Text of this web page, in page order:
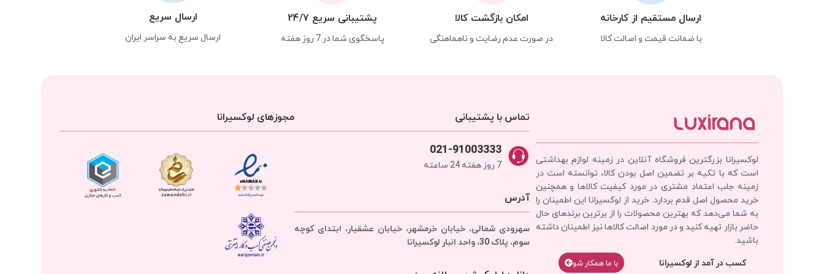
ارسال مستقیم از کارخانه
با ضمانت قیمت و اصالت کالا
امکان بازگشت کالا
در صورت عدم رضایت و ناهماهنگی
پشتیبانی سریع 24/7
پاسخگوی شما در 7 روز هفته
ارسال سریع
ارسال سریع به سراسر ایران
لوکسیرانا بزرگترین فروشگاه آنلاین در زمینه لوازم بهداشتی
است که با تکیه بر تضمین اصل بودن کالا، توانسته است در
زمینه جلب اعتماد مشتری در مورد کیفیت کالاها و همچنین
خرید محصول اصل قدم بردارد. خرید از لوکسیرانا این اطمینان را
به شما می‌دهد که بهترین محصولات را از برترین برندهای حال
حاضر بازار تهیه کنید و در مورد اصالت کالاها نیز اطمینان داشته
باشید.
کسب در آمد از لوکسیرانا با‌‌ ما همکار شو
تماس با پشتیبانی
021-91003333
7 روز هفته 24 ساعته
آدرس
سهرودی شمالی، خیابان خرمشهر، خیابان عشقیار، ابتدای کوچه
سوم، پلاک 30، واحد انبار
لوکسیرانا
مجوزهای لوکسیرانا